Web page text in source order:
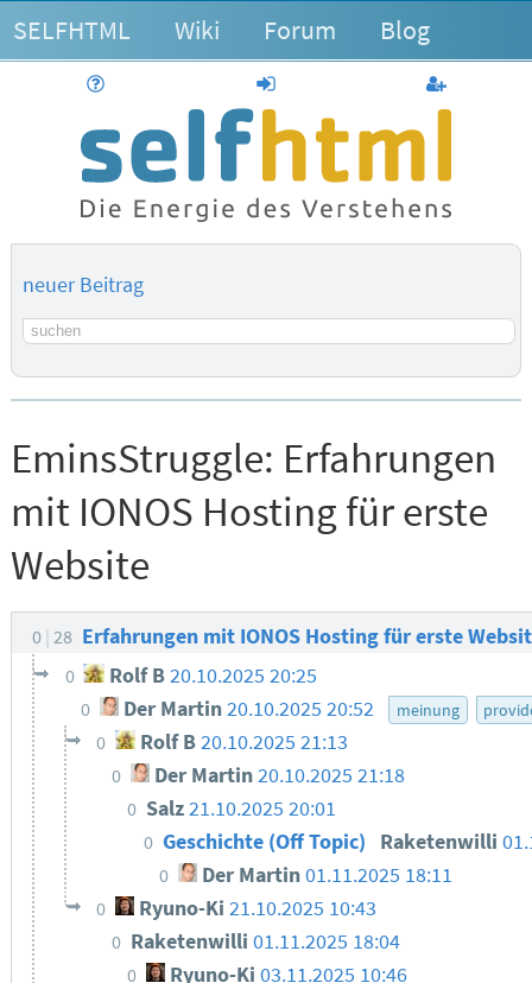
SELFHTML Wiki Forum Blog
anmelden
neuer Beitrag
Suchbegriff
EminsStruggle: Erfahrungen
mit IONOS Hosting für erste
Website
0 28 Erfahrungen mit IONOS Hosting für erste
0 Rolf B20.10.2025 20:25
0 Der Martin 20.10.2025 20:52 meinung
0 Rolf B 20.10.2025 21:13
0 Der Martin20.10.2025 21:18
0 Salz21.10.2025 20:01
0 Geschichte (Off Topic) Raketenwilli
0 Der Martin 01.11.2025 18:11
0 Ryuno-Ki 21.10.2025 10:43
0 Raketenwilli01.11.2025 18:04
0 Ryuno-Ki 03.11.2025 10:46